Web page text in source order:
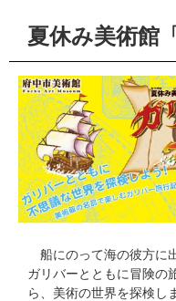
夏休み美術館
船にのって海の彼方に
ガリバーとともに冒険の
ら、美術の世界を探検し